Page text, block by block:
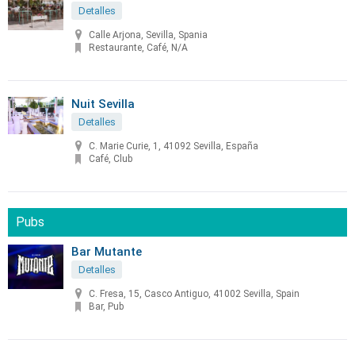
Detalles
Calle Arjona, Sevilla, Spania
Restaurante, Café, N/A
Nuit Sevilla
Detalles
C. Marie Curie, 1, 41092 Sevilla, España
Café, Club
Pubs
Bar Mutante
Detalles
C. Fresa, 15, Casco Antiguo, 41002 Sevilla, Spain
Bar, Pub